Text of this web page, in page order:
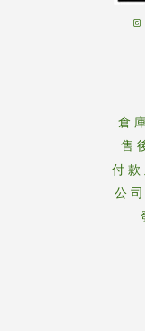
©
倉
售
付 款
公 司